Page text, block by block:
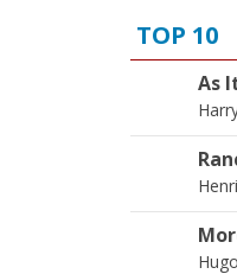
TOP 10
As